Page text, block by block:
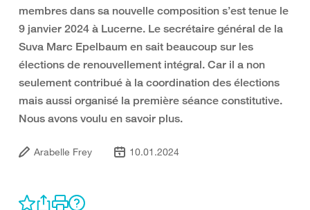
membres dans sa nouvelle composition s’est tenue le
9 janvier 2024 à Lucerne. Le secrétaire général de la
Suva Marc Epelbaum en sait beaucoup sur les
élections de renouvellement intégral. Car il a non
seulement contribué à la coordination des élections
mais aussi organisé la première séance constitutive.
Nous avons voulu en savoir plus.
Arabelle Frey 10.01.2024